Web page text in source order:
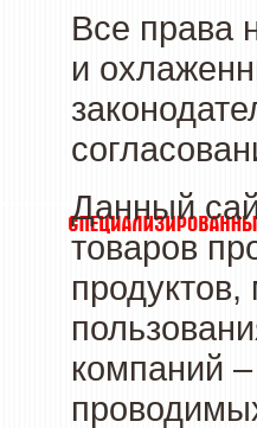
Все права
и
Данный
товаров
компаний